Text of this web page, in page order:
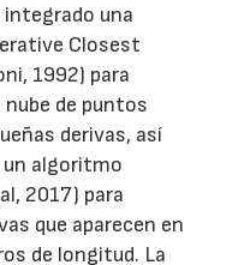
integrado una
Closest
1992) para
de puntos
derivas, así
un algoritmo
2017) para
que aparecen en
de longitud. La